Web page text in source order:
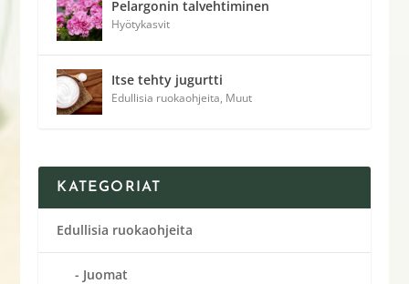
Pelargonin talvehtiminen
Hyötykasvit
Itse tehty jugurtti
Edullisia ruokaohjeita, Muut
KATEGORIAT
Edullisia ruokaohjeita
Juomat